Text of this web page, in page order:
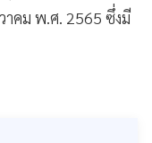
คม พ.ศ. 2565 ซึ่งมี